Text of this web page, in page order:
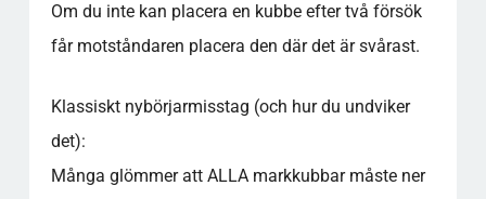
Om du inte kan placera en kubbe efter två försök
får motståndaren placera den där det är svårast.
Klassiskt nybörjarmisstag (och hur du undviker
det):
Många glömmer att ALLA markkubbar måste ner